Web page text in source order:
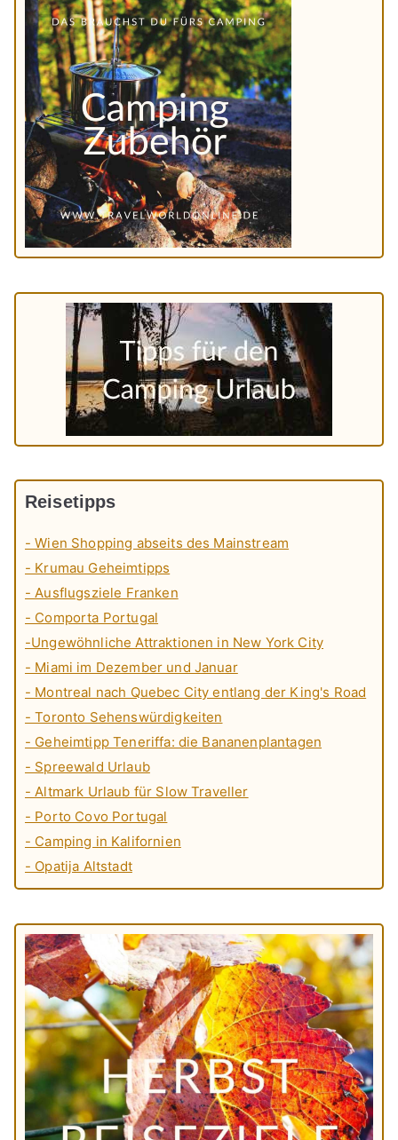
Reisetipps
- Wien Shopping abseits des Mainstream
- Krumau Geheimtipps
- Ausflugsziele Franken
- Comporta Portugal
-Ungewöhnliche Attraktionen in New York City
- Miami im Dezember und Januar
- Montreal nach Quebec City entlang der King's Road
- Toronto Sehenswürdigkeiten
- Geheimtipp Teneriffa: die Bananenplantagen
- Spreewald Urlaub
- Altmark Urlaub für Slow Traveller
- Porto Covo Portugal
- Camping in Kalifornien
- Opatija Altstadt